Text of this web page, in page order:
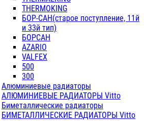
THERMOKING
БОР-САН(старое поступление, 11й
и 33й тип)
БОРСАН
AZARIO
VALFEX
500
300
Алюминиевые радиаторы
АЛЮМИНИЕВЫЕ РАДИАТОРЫ Vitto
Биметаллические радиаторы
БИМЕТАЛЛИЧЕСКИЕ РАДИАТОРЫ Vitto